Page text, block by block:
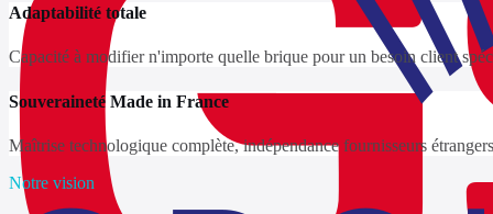
Adaptabilité totale
Capacité à modifier n'importe quelle brique pour un besoin client
Souveraineté Made in France
Maîtrise technologique complète, indépendance fournisseurs
Notre vision